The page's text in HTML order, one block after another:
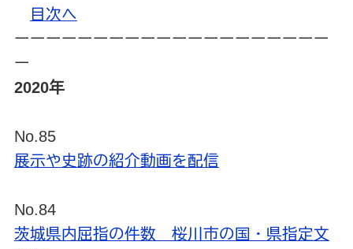
目次へ
ーーーーーーーーーーーーーーーーーーーー
ー
2020年
No.85
展示や史跡の紹介動画を配信
No.84
茨城県内屈指の件数 桜川市の国・県指定文